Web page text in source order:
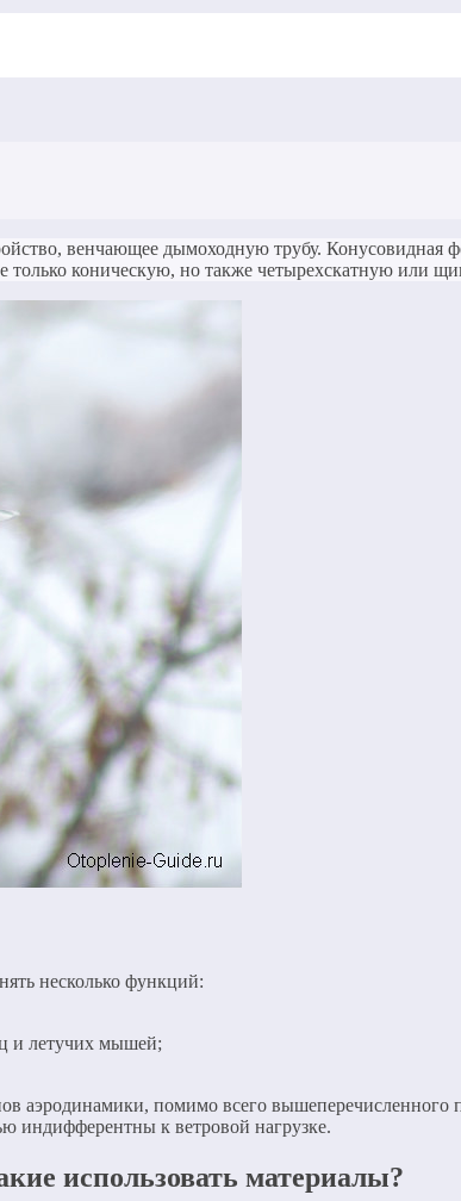
венчающее дымоходную трубу. Конусовидная
только коническую, но также четырехскатную или
несколько функций:
и летучих мышей;
аэродинамики, помимо всего вышеперечисленного
индифферентны к ветровой нагрузке.
использовать материалы?